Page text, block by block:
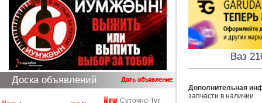
Доска объявлений Дать объявление
Суточно-Тут
Ваз
Дополнительная
запчасти в наличии